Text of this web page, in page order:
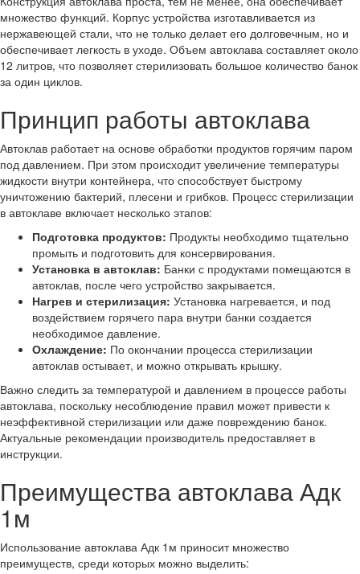
множество функций. Корпус устройства изготавливается из
нержавеющей стали, что не только делает его долговечным, но и
обеспечивает легкость в уходе. Объем автоклава составляет около
12 литров, что позволяет стерилизовать большое количество банок
за один циклов.
Принцип работы автоклава
Автоклав работает на основе обработки продуктов горячим паром
под давлением. При этом происходит увеличение температуры
жидкости внутри контейнера, что способствует быстрому
уничтожению бактерий, плесени и грибков. Процесс стерилизации
в автоклаве включает несколько этапов:
Подготовка продуктов: Продукты необходимо тщательно
промыть и подготовить для консервирования.
Установка в автоклав: Банки с продуктами помещаются в
автоклав, после чего устройство закрывается.
Нагрев и стерилизация: Установка нагревается, и под
воздействием горячего пара внутри банки создается
необходимое давление.
Охлаждение: По окончании процесса стерилизации
автоклав остывает, и можно открывать крышку.
Важно следить за температурой и давлением в процессе работы
автоклава, поскольку несоблюдение правил может привести к
неэффективной стерилизации или даже повреждению банок.
Актуальные рекомендации производитель предоставляет в
инструкции.
Преимущества автоклава Адк
1м
Использование автоклава Адк 1м приносит множество
преимуществ, среди которых можно выделить: